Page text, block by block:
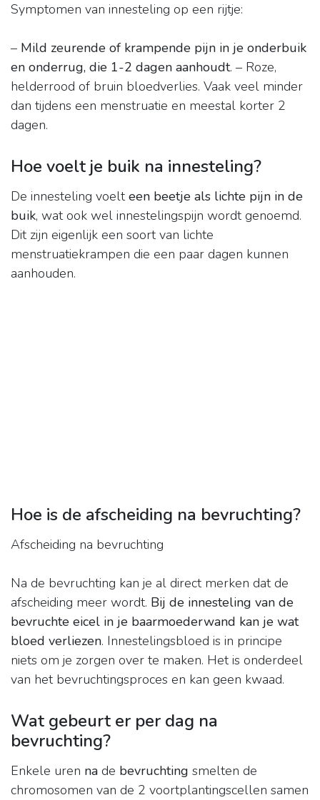
Symptomen van innesteling op een rijtje:
– Mild zeurende of krampende pijn in je onderbuik
en onderrug, die 1-2 dagen aanhoudt. – Roze,
helderrood of bruin bloedverlies. Vaak veel minder
dan tijdens een menstruatie en meestal korter 2
dagen.
Hoe voelt je buik na innesteling?
De innesteling voelteen beetje als lichte pijn in de
buik, wat ook wel innestelingspijn wordt genoemd.
Dit zijn eigenlijk een soort van lichte
menstruatiekrampen die een paar dagen kunnen
aanhouden.
Hoe is de afscheiding na bevruchting?
Afscheiding na bevruchting
Na de bevruchting kan je al direct merken dat de
afscheiding meer wordt. Bij de innesteling van de
bevruchte eicel in je baarmoederwand kan je wat
bloed verliezen. Innestelingsbloed is in principe
niets om je zorgen over te maken. Het is onderdeel
van het bevruchtingsproces en kan geen kwaad.
Wat gebeurt er per dag na
bevruchting?
Enkele uren na de bevruchting smelten de
chromosomen van de 2 voortplantingscellen samen